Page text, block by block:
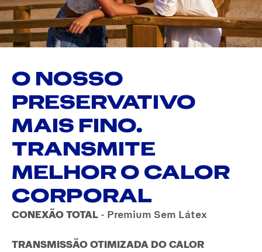
O NOSSO
PRESERVATIVO
MAIS FINO.
TRANSMITE
MELHOR O CALOR
CORPORAL
CONEXÃO TOTAL - Premium Sem Látex
TRANSMISSÃO OTIMIZADA DO CALOR